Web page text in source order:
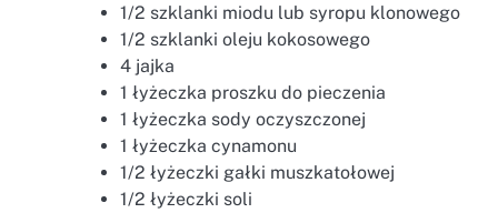
1/2 szklanki miodu lub syropu klonowego
1/2 szklanki oleju kokosowego
4 jajka
1 łyżeczka proszku do pieczenia
1 łyżeczka sody oczyszczonej
1 łyżeczka cynamonu
1/2 łyżeczki gałki muszkatołowej
1/2 łyżeczki soli